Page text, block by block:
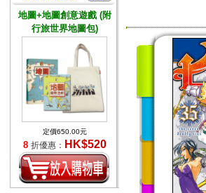
地圖+地圖創意遊戲 (附
行旅世界地圖包)
定價650.00元
8 折優惠： HK$520